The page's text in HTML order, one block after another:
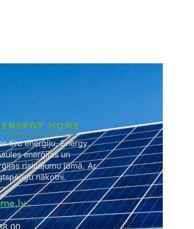
tīru enerģiju. Energy
enerģijas un
risinājumu jomā. Ar
nākotni.